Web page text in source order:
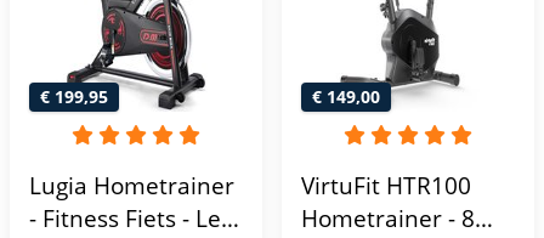
€ 199,95
Lugia Hometrainer
- Fitness Fiets - Led
€ 149,00
VirtuFit HTR100
Hometrainer - 8